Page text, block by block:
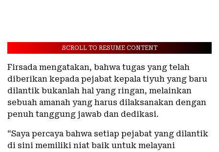
SCROLL TO RESUME CONTENT
Firsada mengatakan, bahwa tugas yang telah
diberikan kepada pejabat kepala tiyuh yang baru
dilantik bukanlah hal yang ringan, melainkan
sebuah amanah yang harus dilaksanakan dengan
penuh tanggung jawab dan dedikasi.
“Saya percaya bahwa setiap pejabat yang dilantik
di sini memiliki niat baik untuk melayani